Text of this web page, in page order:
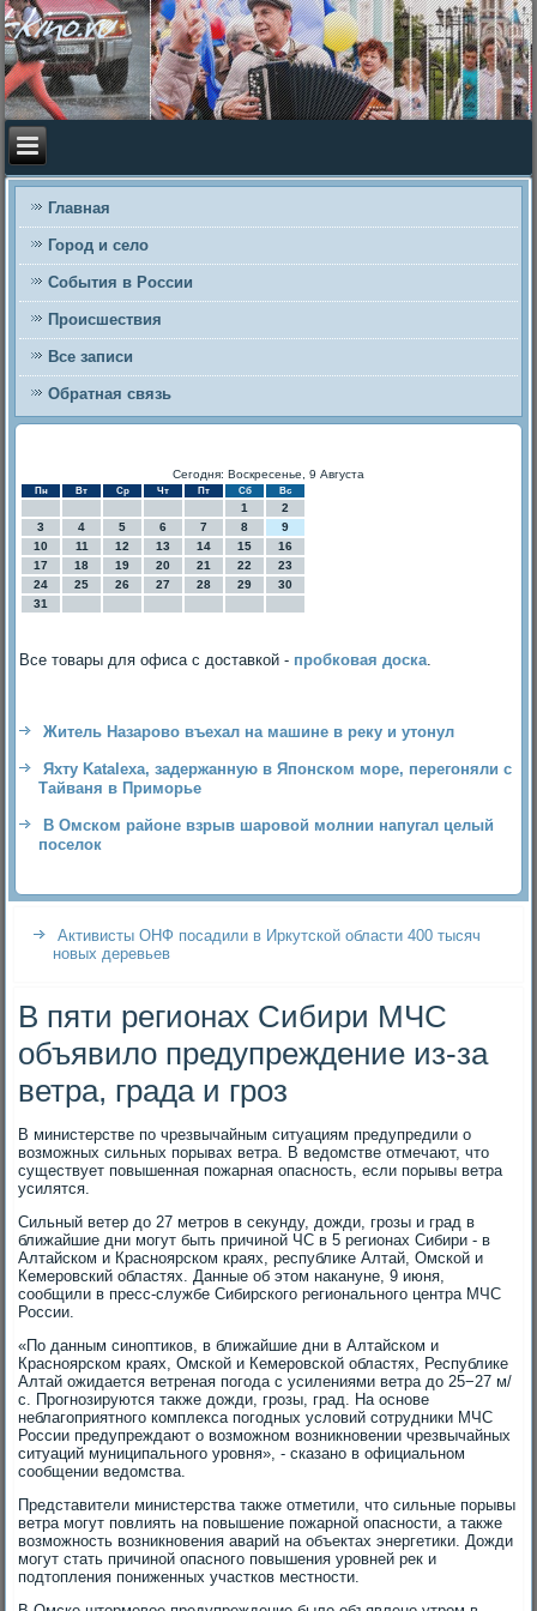
Главная
Город и село
События в России
Происшествия
Все записи
Обратная связь
Сегодня: Воскресенье, 9 Августа
Пн Вт Ср Чт Пт Сб Вс
1
2
3
4 5 6 7 8
9
10
11 12 13 14 15
16
17
18 19 20 21 22
23
24
25 26 27 28 29
30
31
Все товары для офиса с доставкой - пробковая доска.
Житель Назарово въехал на машине в реку и утонул
Яхту Katalexa, задержанную в Японском море, перегоняли с
Тайваня в Приморье
В Омском районе взрыв шаровой молнии напугал целый
поселок
Активисты ОНФ посадили в Иркутской области 400 тысяч
новых деревьев
В пяти регионах Сибири МЧС
объявило предупреждение из-за
ветра, града и гроз
В министерстве по чрезвычайным ситуациям предупредили о
возможных сильных порывах ветра. В ведомстве отмечают, что
существует повышенная пожарная опасность, если порывы ветра
усилятся.
Сильный ветер до 27 метров в секунду, дожди, грозы и град в
ближайшие дни могут быть причиной ЧС в 5 регионах Сибири - в
Алтайском и Красноярском краях, республике Алтай, Омской и
Кемеровский областях. Данные об этом накануне, 9 июня,
сообщили в пресс-службе Сибирского регионального центра МЧС
России.
«По данным синоптиков, в ближайшие дни в Алтайском и
Красноярском краях, Омской и Кемеровской областях, Республике
Алтай ожидается ветреная погода с усилениями ветра до 25−27 м/
с. Прогнозируются также дожди, грозы, град. На основе
неблагоприятного комплекса погодных условий сотрудники МЧС
России предупреждают о возможном возникновении чрезвычайных
ситуаций муниципального уровня», - сказано в официальном
сообщении ведомства.
Представители министерства также отметили, что сильные порывы
ветра могут повлиять на повышение пожарной опасности, а также
возможность возникновения аварий на объектах энергетики. Дожди
могут стать причиной опасного повышения уровней рек и
подтопления пониженных участков местности.